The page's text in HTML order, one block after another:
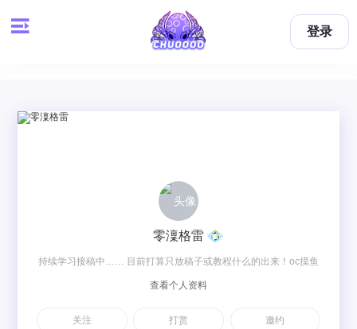
登录
零澟格雷
持续学习接稿中…… 目前打算只放稿子或教程什么的出来！oc摸鱼
暂时不放啦（或许会放很满意的接稿图？），在其他接稿平台或艺
查看个人资料
关注 打赏 邀约